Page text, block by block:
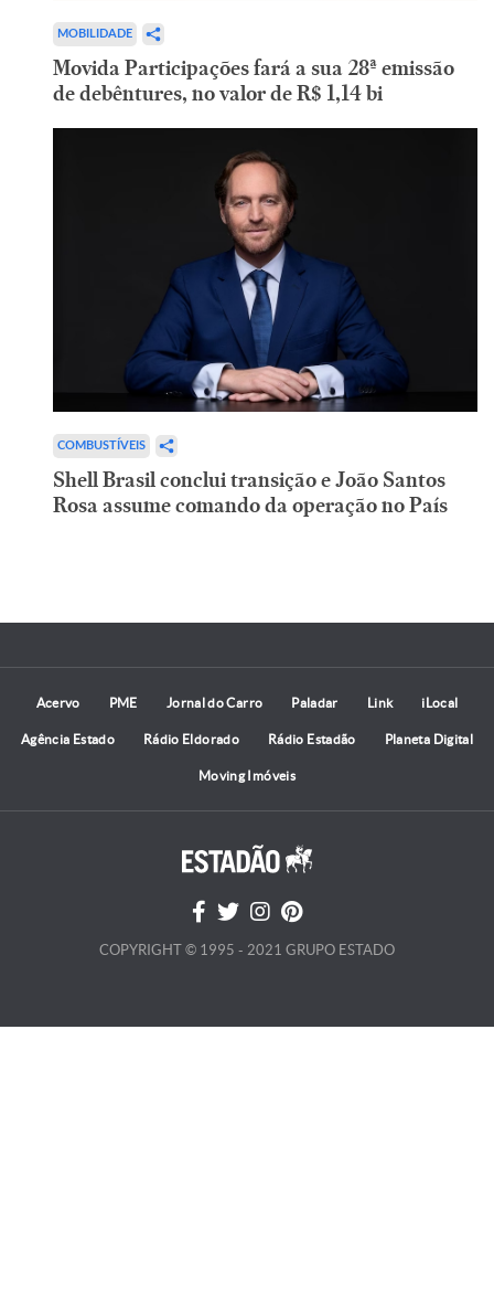
MOBILIDADE
Movida Participações fará a sua 28ª emissão
de debêntures, no valor de R$ 1,14 bi
COMBUSTÍVEIS
Shell Brasil conclui transição e João Santos
Rosa assume comando da operação no País
Acervo PME Jornal do Carro Paladar Link iLocal
Agência Estado Rádio Eldorado Rádio Estadão Planeta Digital
Moving Imóveis
COPYRIGHT © 1995 - 2021 GRUPO ESTADO